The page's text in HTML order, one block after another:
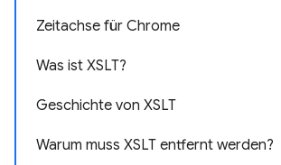
Zeitachse für Chrome
Was ist XSLT?
Geschichte von XSLT
Warum muss XSLT entfernt werden?